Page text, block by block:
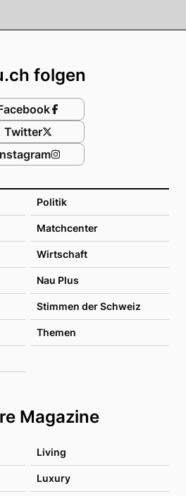
Politik
Matchcenter
Wirtschaft
Nau Plus
Stimmen der Schweiz
Themen
Magazine
Living
Luxury
folgen
Twitter